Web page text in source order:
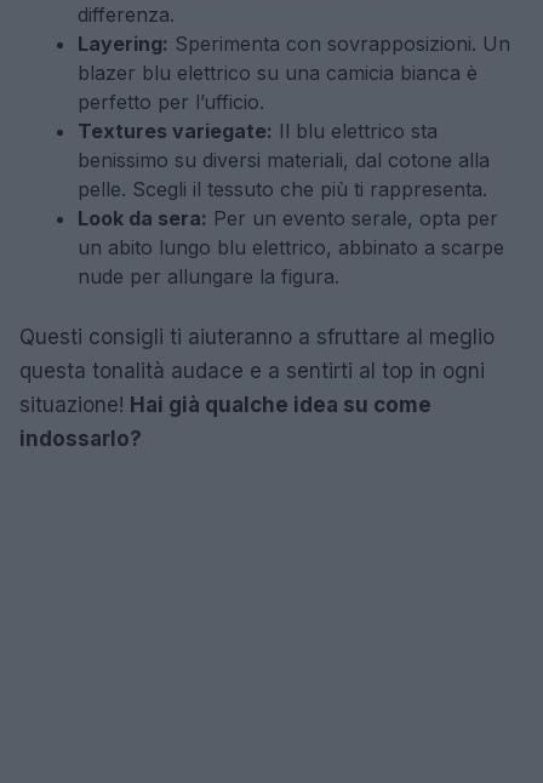
differenza.
Layering: Sperimenta con sovrapposizioni. Un
blazer blu elettrico su una camicia bianca è
perfetto per l’ufficio.
Textures variegate: Il blu elettrico sta
benissimo su diversi materiali, dal cotone alla
pelle. Scegli il tessuto che più ti rappresenta.
Look da sera: Per un evento serale, opta per
un abito lungo blu elettrico, abbinato a scarpe
nude per allungare la figura.
Questi consigli ti aiuteranno a sfruttare al meglio
questa tonalità audace e a sentirti al top in ogni
situazione! Hai già qualche idea su come
indossarlo?